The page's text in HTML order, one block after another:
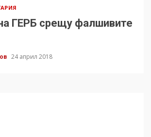
ГЕРБ срещу фалшивите
24 април 2018